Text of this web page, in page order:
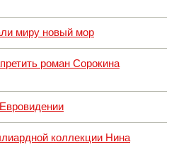
миру новый мор
роман Сорокина
коллекции Нина